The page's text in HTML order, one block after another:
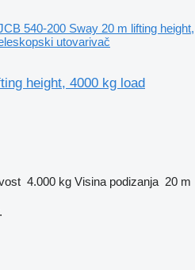
540-200 Sway 20 m lifting height,
utovarivač
height, 4000 kg load
4.000 kg Visina podizanja 20 m